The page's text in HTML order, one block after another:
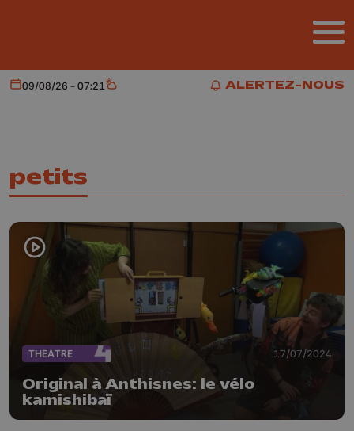
ALERTEZ-NOUS
ALERTEZ-NOUS
Aujourd'hui
09/08/26 - 07:21 Météo
petits
THÉÂTRE 17/07/2024
Original à Anthisnes: le vélo
kamishibaï